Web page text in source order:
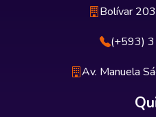
Bolívar
(+593)
Av. Manuela